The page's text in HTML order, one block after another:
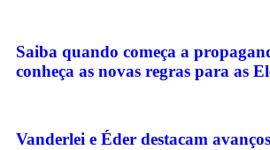
Saiba quando começa a
conheça as novas regras para as
Vanderlei e Éder destacam